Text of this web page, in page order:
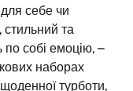
для себе чи
стильний та
собі емоцію, –
наборах
турботи,